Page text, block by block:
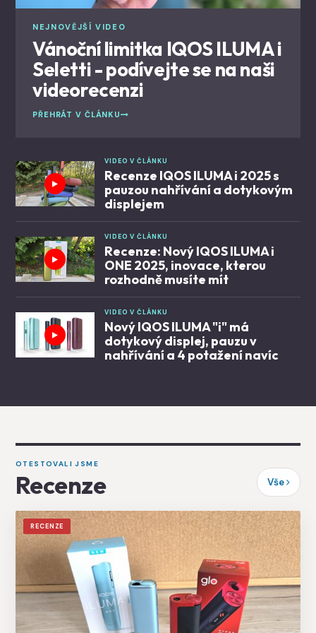
NEJNOVĚJŠÍ VIDEO
Vánoční limitka IQOS ILUMA i
Seletti - podívejte se na naši
videorecenzi
PŘEHRÁT V ČLÁNKU
VIDEO V ČLÁNKU
Recenze IQOS ILUMA i 2025 s
pauzou nahřívání a dotykovým
displejem
VIDEO V ČLÁNKU
Recenze: Nový IQOS ILUMA i
ONE 2025, inovace, kterou
rozhodně musíte mít
VIDEO V ČLÁNKU
Nový IQOS ILUMA "i" má
dotykový displej, pauzu v
nahřívání a 4 potažení navíc
OTESTOVALI JSME
Recenze Vše
RECENZE